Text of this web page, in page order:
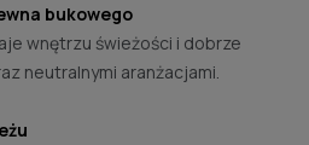
bukowego
wnętrzu świeżości i dobrze
neutralnymi aranżacjami.